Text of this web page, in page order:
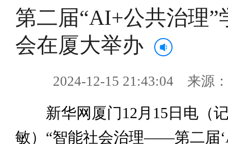
第二届“AI+公共治理”
会在厦大举办
2024-12-15 21:43:04 来源
新华网厦门12月15日电（
敏）“智能社会治理——第二届